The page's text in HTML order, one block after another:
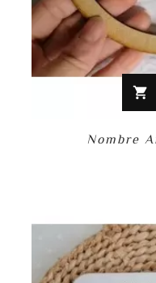
shopping_cart
Nombre